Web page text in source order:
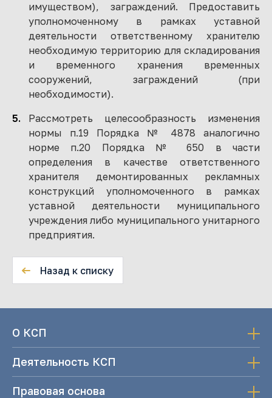
имуществом), заграждений. Предоставить
уполномоченному в рамках уставной
деятельности ответственному хранителю
необходимую территорию для складирования
и временного хранения временных
сооружений, заграждений (при
необходимости).
Рассмотреть целесообразность изменения
нормы п.19 Порядка № 4878 аналогично
норме п.20 Порядка № 650 в части
определения в качестве ответственного
хранителя демонтированных рекламных
конструкций уполномоченного в рамках
уставной деятельности муниципального
учреждения либо муниципального унитарного
предприятия.
Назад к списку
О КСП
Деятельность КСП
Правовая основа